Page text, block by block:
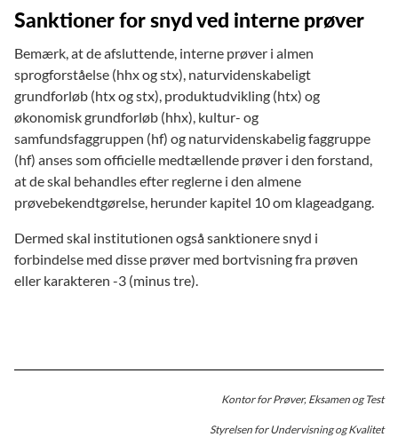
Sanktioner for snyd ved interne prøver
Bemærk, at de afsluttende, interne prøver i almen
sprogforståelse (hhx og stx), naturvidenskabeligt
grundforløb (htx og stx), produktudvikling (htx) og
økonomisk grundforløb (hhx), kultur- og
samfundsfaggruppen (hf) og naturvidenskabelig faggruppe
(hf) anses som officielle medtællende prøver i den forstand,
at de skal behandles efter reglerne i den almene
prøvebekendtgørelse, herunder kapitel 10 om klageadgang.
Dermed skal institutionen også sanktionere snyd i
forbindelse med disse prøver med bortvisning fra prøven
eller karakteren -3 (minus tre).
Kontor for Prøver, Eksamen og Test
Styrelsen for Undervisning og Kvalitet